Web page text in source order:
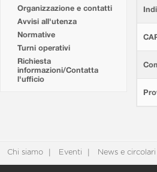
Organizzazione e contatti
Avvisi all'utenza
Normative
Turni operativi
Richiesta
informazioni/Contatta
l'ufficio
Chi siamo Eventi News e circolari